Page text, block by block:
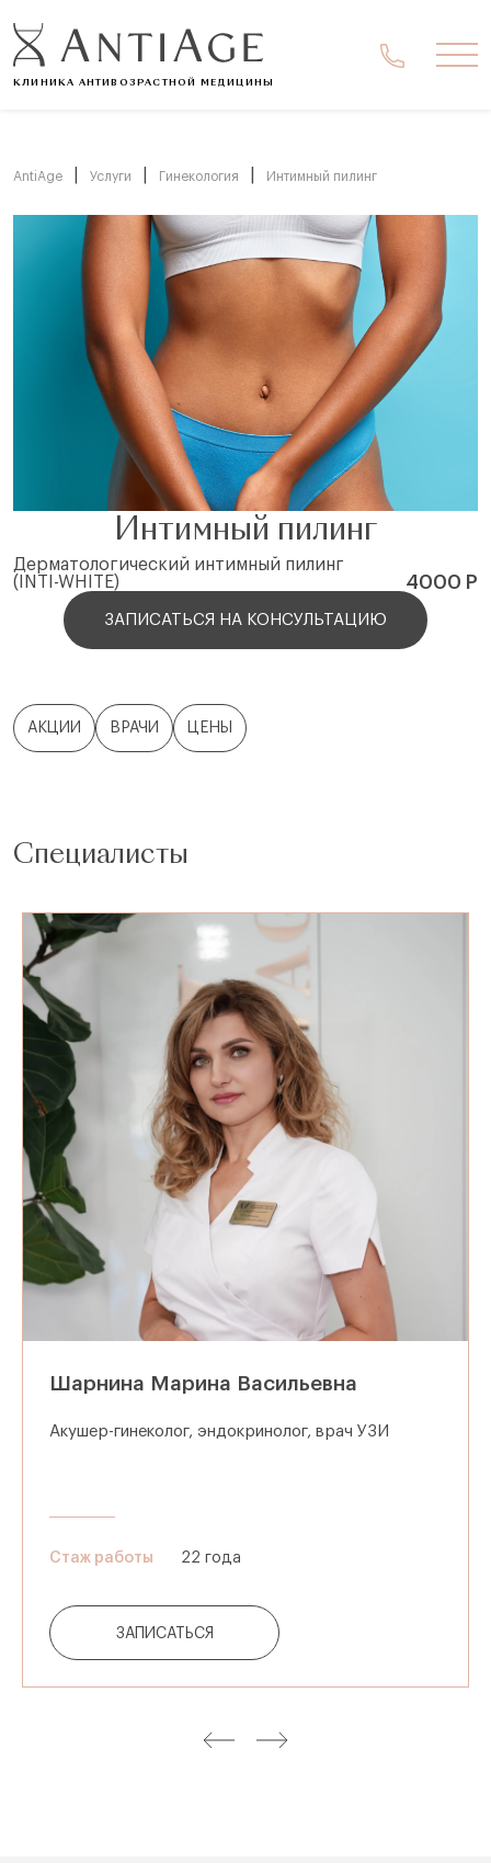
КЛИНИКА АНТИВОЗРАСТНОЙ МЕДИЦИНЫ
AntiAge Услуги Гинекология Интимный пилинг
Интимный пилинг
Дерматологический интимный пилинг
(INTI-WHITE)
4000 Р
ЗАПИСАТЬСЯ НА КОНСУЛЬТАЦИЮ
АКЦИИ ВРАЧИ ЦЕНЫ
Специалисты
Шарнина Марина Васильевна
Акушер-гинеколог, эндокринолог, врач УЗИ
Стаж работы 22 года
ЗАПИСАТЬСЯ